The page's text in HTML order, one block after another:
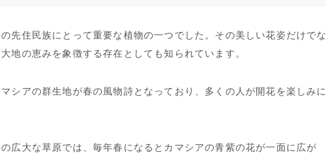
先住民族にとって重要な植物の一つでした。その美しい花姿だけでな
地の恵みを象徴する存在としても知られています。
シアの群生地が春の風物詩となっており、多くの人が開花を楽しみに
広大な草原では、毎年春になるとカマシアの青紫の花が一面に広が